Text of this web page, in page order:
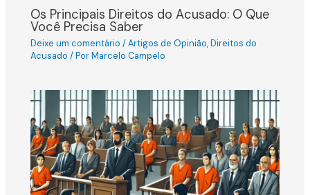
Os Principais Direitos do Acusado: O Que
Você Precisa Saber
Deixe um comentário /Artigos de Opinião,Direitos do
Acusado / PorMarcelo Campelo